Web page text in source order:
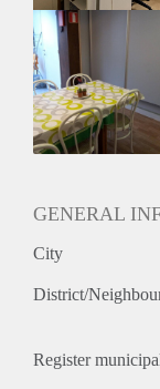
GENERAL
City
District/
Register